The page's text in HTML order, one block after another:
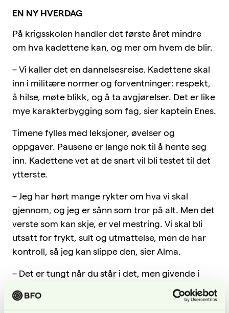
EN NY HVERDAG
På krigsskolen handler det første året mindre
om hva kadettene kan, og mer om hvem de blir.
– Vi kaller det en dannelsesreise. Kadettene skal
inn i militære normer og forventninger: respekt,
å hilse, møte blikk, og å ta avgjørelser. Det er like
mye karakterbygging som fag, sier kaptein Enes.
Timene fylles med leksjoner, øvelser og
oppgaver. Pausene er lange nok til å hente seg
inn. Kadettene vet at de snart vil bli testet til det
ytterste.
– Jeg har hørt mange rykter om hva vi skal
gjennom, og jeg er sånn som tror på alt. Men det
verste som kan skje, er vel mestring. Vi skal bli
utsatt for frykt, sult og utmattelse, men de har
kontroll, så jeg kan slippe den, sier Alma.
– Det er tungt når du står i det, men givende i
etterkant. Jeg gruer meg ikke så mye nå, men vil
nok kjenne på det uka før stridskurset. Jeg